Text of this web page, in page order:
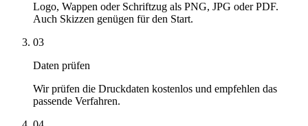
Logo, Wappen oder Schriftzug als PNG, JPG oder PDF.
Auch Skizzen genügen für den Start.
03
Daten prüfen
Wir prüfen die Druckdaten kostenlos und empfehlen das
passende Verfahren.